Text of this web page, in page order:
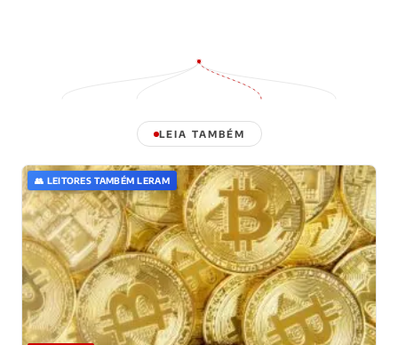
LEIA TAMBÉM
👥 LEITORES TAMBÉM LERAM